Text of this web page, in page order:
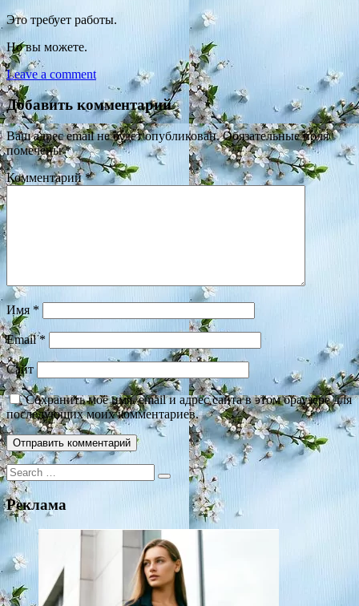
Это требует работы.
Но вы можете.
Leave a comment
Добавить комментарий
Ваш адрес email не будет опубликован. Обязательные поля
помечены*
Комментарий*
Имя *
Email*
Сайт
Сохранить моё имя, email и адрес сайта в этом браузере для
последующих моих комментариев.
Search
for:
Реклама